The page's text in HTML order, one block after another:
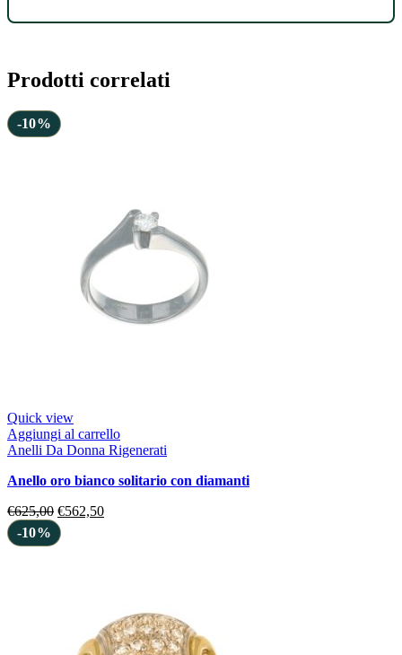
Prodotti correlati
-10%
Quick view
Aggiungi al carrello
Anelli Da Donna Rigenerati
anello oro bianco solitario con diamanti
€625,00 €562,50
-10%